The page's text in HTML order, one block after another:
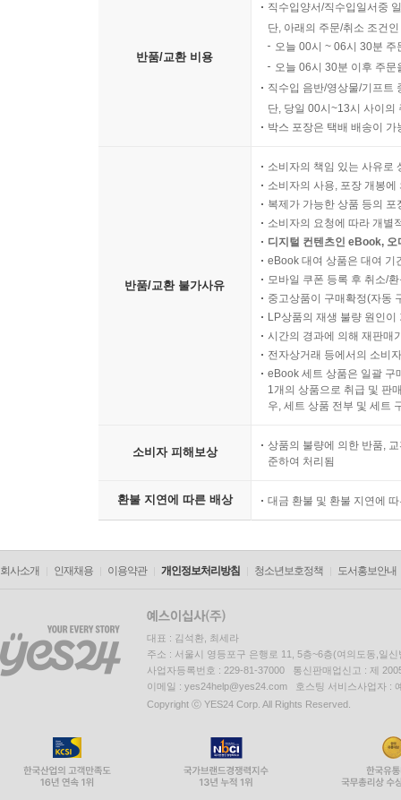
UNIT 44 Sabin’s Vaccine: A Savior from the
UNIT 45 Distractions in Driving
Review Test 9
UNIT 46 Comforting Communication
UNIT 47 The Healing Power of Touch
UNIT 48 How Cats Survive a Fall
UNIT 50 The Complexity of Animal Behavior
UNIT 51 Tips on Writing Application Essays
UNIT 52 Actors Playing the Opposite Sex
UNIT 53 Empty Your Mind and Make Room for
UNIT 54 Citizens of a World Community
UNIT 55 The Value of Forests
UNIT 56 Where Is Earth’s Water?
UNIT 58 Personalize Your Messages Rather Than
UNIT 60 Theater in the Tang Dynasty
Review Test 12
Progress Test 6
※ PDF 어휘장: EBSi 사이트 제공
반품/교환 비용
직수입양서/직수입일서중
단, 아래의 주문/취소 조건
오늘 00시 ~ 06시 30분
오늘 06시 30분 이후 주
직수입 음반/영상물/기프트
단, 당일 00시~13시 사이의
박스 포장은 택배 배송이
반품/교환 불가사유
소비자의 책임 있는 사유로
소비자의 사용, 포장 개봉
복제가 가능한 상품 등의
소비자의 요청에 따라 개별
디지털 컨텐츠인 eBook,
eBook 대여 상품은 대여 기
모바일 쿠폰 등록 후 취소/
중고상품이 구매확정(자동
LP상품의 재생 불량 원인
시간의 경과에 의해 재판매
전자상거래 등에서의 소비
eBook 세트 상품은 일괄 구
1개의 상품으로 취급 및 판
우, 세트 상품 전부 및 세트
소비자 피해보상
상품의 불량에 의한 반품,
준하여 처리됨
환불 지연에 따른 배상 대금 환불 및 환불 지연에
회사소개 인재채용 이용약관 개인정보처리방침 청소년보호정책 도서홍보안내
대표 : 김석환, 최세라
주소 : 서울시 영등포구 은행로 11, 5층~6층(여의도동,일신
사업자등록번호 : 229-81-37000 통신판매업신고 : 제
이메일 : yes24help@yes24.com 호스팅 서비스사업자 :
Copyright ⓒ YES24 Corp. All Rights Reserved.